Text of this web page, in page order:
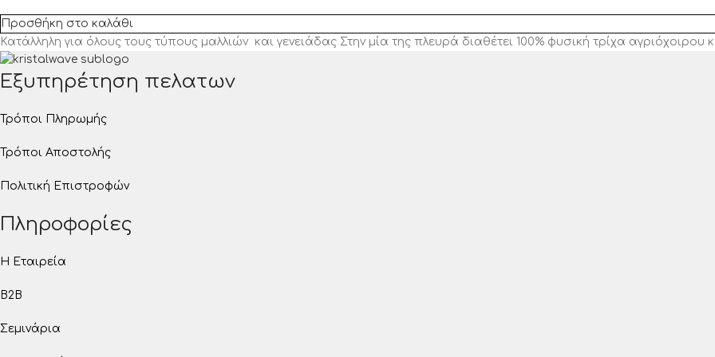
Προσθήκη στο καλάθι
Κατάλληλη για όλους τους τύπους μαλλιών και γενειάδας Στην μία της πλευρά διαθέτει 100% φυσική τρίχα αγριόχοιρου
Εξυπηρέτηση πελατων
Τρόποι Πληρωμής
Τρόποι Αποστολής
Πολιτική Επιστροφών
Πληροφορίες
Η Εταιρεία
B2B
Σεμινάρια